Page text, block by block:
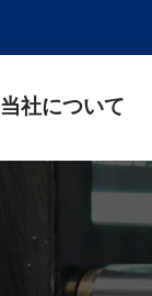
当社について